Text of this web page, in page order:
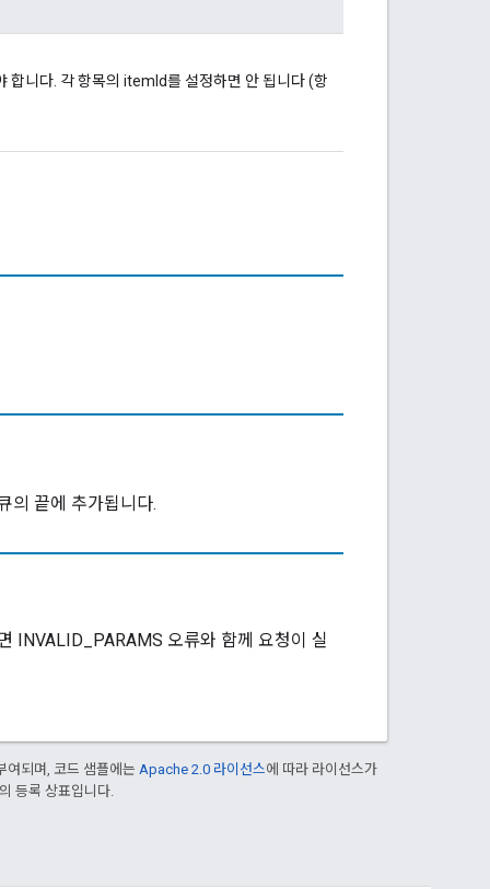
합니다. 각 항목의 itemId를 설정하면 안 됩니다 (항
의 끝에 추가됩니다.
INVALID_PARAMS 오류와 함께 요청이 실
여되며, 코드 샘플에는 Apache 2.0 라이선스에 따라 라이선스가
등록 상표입니다.